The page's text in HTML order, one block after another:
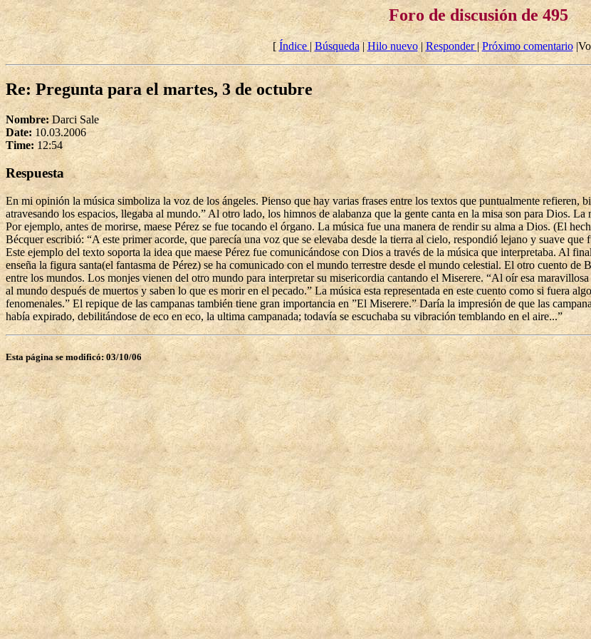
Foro de discusión de 495
[Índice| Búsqueda|Hilo nuevo| Responder|Próximo comentario
Re: Pregunta para el martes, 3 de octubre
Nombre:Darci Sale
Date: 10.03.2006
Time: 12:54
Respuesta
En mi opinión la música simboliza la voz de los ángeles. Pienso que hay varias frases entre los textos que puntualmente refieren,
atravesando los espacios, llegaba al mundo.” Al otro lado, los himnos de alabanza que la gente canta en la misa son para Dios.
Por ejemplo, antes de morirse, maese Pérez se fue tocando el órgano. La música fue una manera de rendir su alma a Dios. (El
Bécquer escribió: “A este primer acorde, que parecía una voz que se elevaba desde la tierra al cielo, respondió lejano y suave
Este ejemplo del texto soporta la idea que maese Pérez fue comunicándose con Dios a través de la música que interpretaba. Al
enseña la figura santa(el fantasma de Pérez) se ha comunicado con el mundo terrestre desde el mundo celestial. El otro cuento
entre los mundos. Los monjes vienen del otro mundo para interpretar su misericordia cantando el Miserere. “Al oír esa
al mundo después de muertos y saben lo que es morir en el pecado.” La música esta representada en este cuento como si fuera
fenomenales.” El repique de las campanas también tiene gran importancia en ”El Miserere.” Daría la impresión de que las
había expirado, debilitándose de eco en eco, la ultima campanada; todavía se escuchaba su vibración temblando en el aire...”
Esta página se modificó: 03/10/06